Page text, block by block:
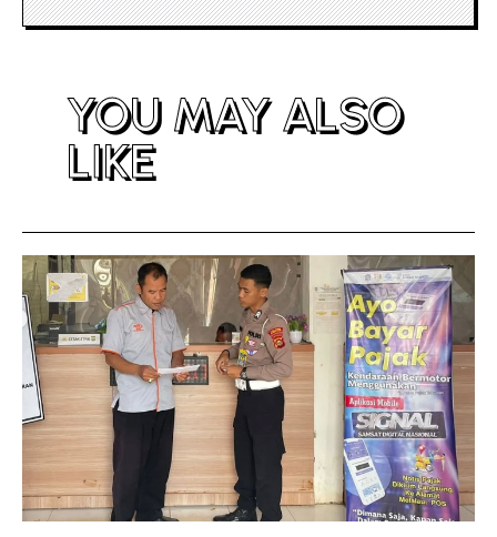
YOU MAY ALSO
LIKE